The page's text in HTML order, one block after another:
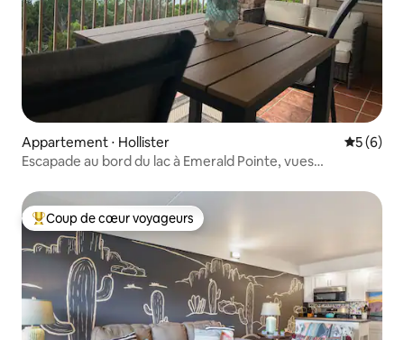
Appartement ⋅ Hollister
5 (6)
Escapade au bord du lac à Emerald Pointe, vues
Coups de cœur voyageurs les plus appréciés
Coup de cœur voyageurs